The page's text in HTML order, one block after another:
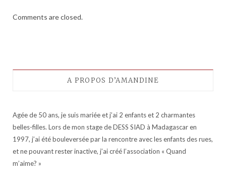
Comments are closed.
A PROPOS D’AMANDINE
Agée de 50 ans, je suis mariée et j’ai 2 enfants et 2 charmantes
belles-filles. Lors de mon stage de DESS SIAD à Madagascar en
1997, j’ai été bouleversée par la rencontre avec les enfants des rues,
et ne pouvant rester inactive, j’ai créé l’association « Quand
m’aime? »